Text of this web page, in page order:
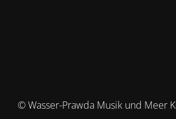
© Wasser-Prawda Musik und Meer